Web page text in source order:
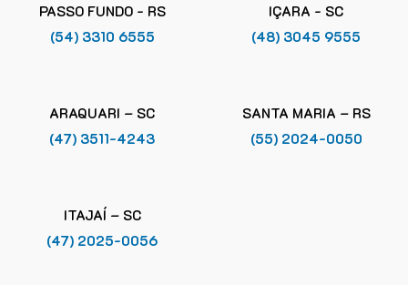
PASSO FUNDO - RS
(54) 3310 6555
IÇARA - SC
(48) 3045 9555
ARAQUARI – SC
(47) 3511-4243
SANTA MARIA – RS
(55) 2024-0050
ITAJAÍ – SC
(47) 2025-0056